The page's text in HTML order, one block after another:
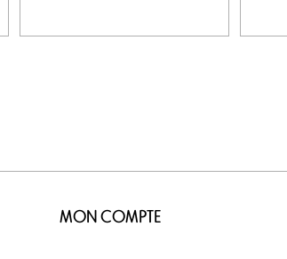
MON COMPTE